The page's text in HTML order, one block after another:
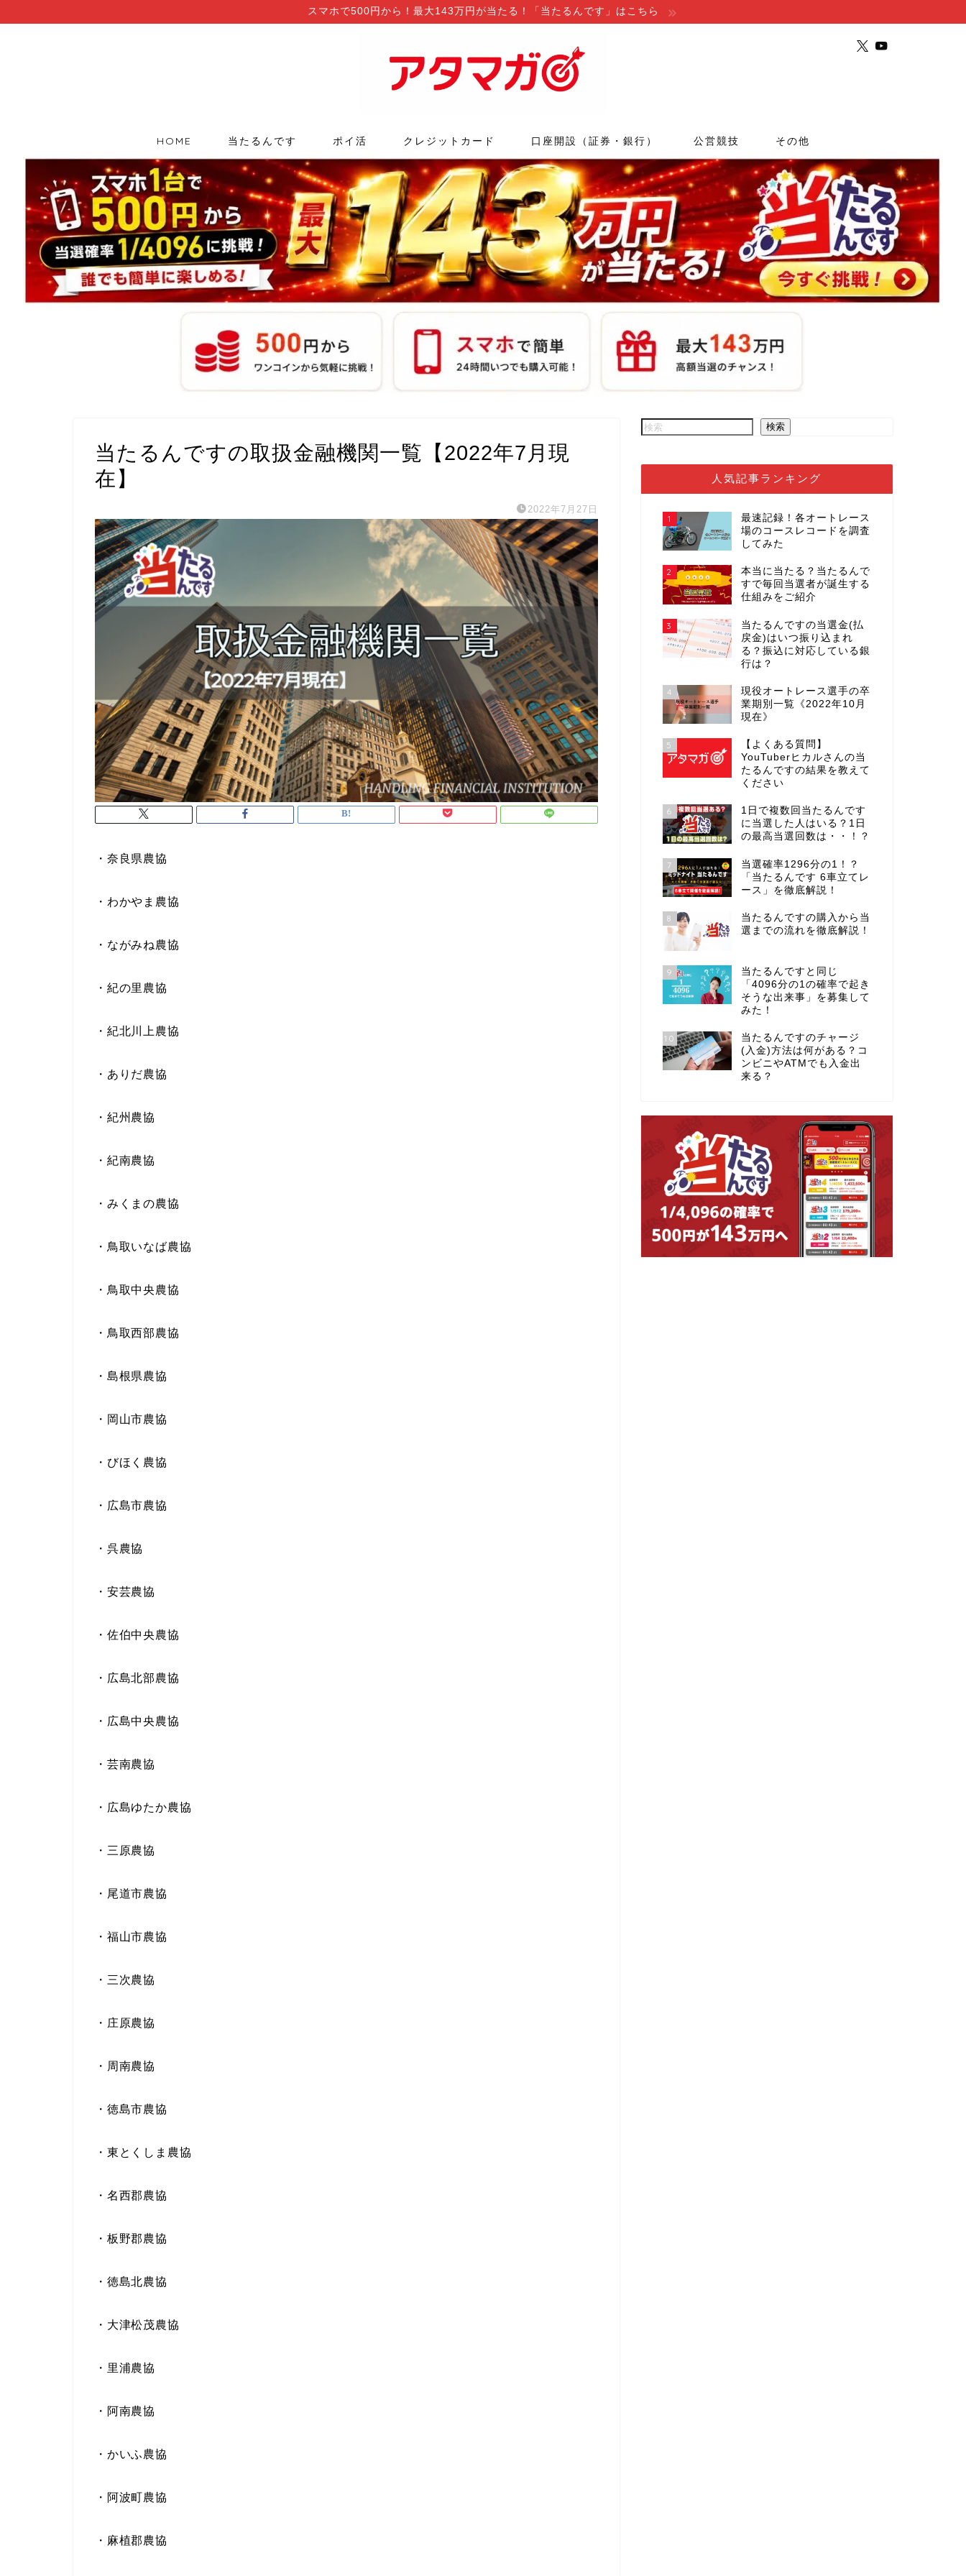
スマホで500円から！最大143万円が当たる！「当たるんです」はこちら
HOME 当たるんです ポイ活 クレジットカード 口座開設（証券・銀行） 公営競技 その他
当たるんですの取扱金融機関一覧【2022年7月現
在】
2022年7月27日
・奈良県農協
・わかやま農協
・ながみね農協
・紀の里農協
・紀北川上農協
・ありだ農協
・紀州農協
・紀南農協
・みくまの農協
・鳥取いなば農協
・鳥取中央農協
・鳥取西部農協
・島根県農協
・岡山市農協
・びほく農協
・広島市農協
・呉農協
・安芸農協
・佐伯中央農協
・広島北部農協
・広島中央農協
・芸南農協
・広島ゆたか農協
・三原農協
・尾道市農協
・福山市農協
・三次農協
・庄原農協
・周南農協
・徳島市農協
・東とくしま農協
・名西郡農協
・板野郡農協
・徳島北農協
・大津松茂農協
・里浦農協
・阿南農協
・かいふ農協
・阿波町農協
・麻植郡農協
検索
人気記事ランキング
1
最速記録！各オートレース
場のコースレコードを調査
してみた
2
本当に当たる？当たるんで
すで毎回当選者が誕生する
仕組みをご紹介
3
当たるんですの当選金(払
戻金)はいつ振り込まれ
る？振込に対応している銀
行は？
4
現役オートレース選手の卒
業期別一覧《2022年10月
現在》
5
【よくある質問】
YouTuberヒカルさんの当
たるんですの結果を教えて
ください
6
1日で複数回当たるんです
に当選した人はいる？1日
の最高当選回数は・・！？
7
当選確率1296分の1！？
「当たるんです 6車立てレ
ース」を徹底解説！
8
当たるんですの購入から当
選までの流れを徹底解説！
9
当たるんですと同じ
「4096分の1の確率で起き
そうな出来事」を募集して
みた！
10
当たるんですのチャージ
(入金)方法は何がある？コ
ンビニやATMでも入金出
来る？